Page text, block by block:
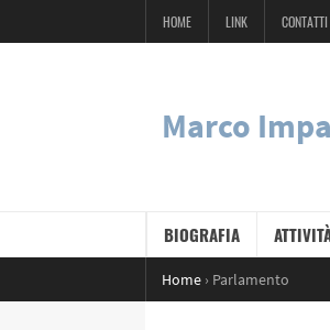
HOME LINK CONTATTI
Marco
BIOGRAFIA
Home › Parlamento